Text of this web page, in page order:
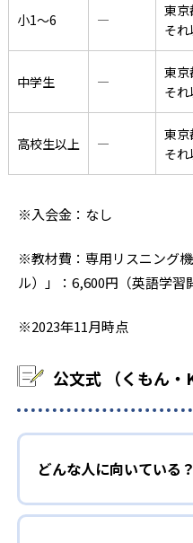
小1〜6 ―
東京
そ
中学生 ―
東京
そ
高校生以上 ―
東京
そ
※入会金：なし
※教材費：専用リスニング
ル）」：6,600円（英語学習
※2023年11月時点
公文式 （くもん
どんな人に向いている？